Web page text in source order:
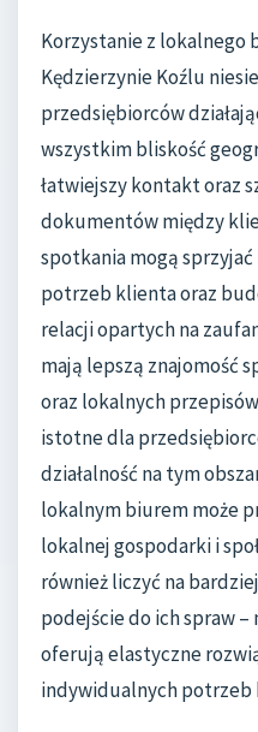
Korzystanie z lokalnego
Kędzierzynie Koźlu
przedsiębiorców
wszystkim bliskość
łatwiejszy kontakt oraz
dokumentów między
spotkania mogą
potrzeb klienta oraz
relacji opartych na
mają lepszą znajomość
oraz lokalnych
istotne dla
działalność na tym
lokalnym biurem może
lokalnej gospodarki i
również liczyć na
podejście do ich spraw
oferują elastyczne
indywidualnych potrzeb